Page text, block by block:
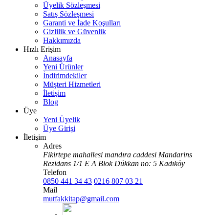
Üyelik Sözleşmesi
Satış Sözleşmesi
Garanti ve İade Koşulları
Gizlilik ve Güvenlik
Hakkımızda
Hızlı Erişim
Anasayfa
Yeni Ürünler
İndirimdekiler
Müşteri Hizmetleri
İletişim
Blog
Üye
Yeni Üyelik
Üye Girişi
İletişim
Adres
Fikirtepe mahallesi mandıra caddesi Mandarins
Rezidans 1/1 E A Blok Dükkan no: 5 Kadıköy
Telefon
0850 441 34 43 0216 807 03 21
Mail
mutfakkitap@gmail.com